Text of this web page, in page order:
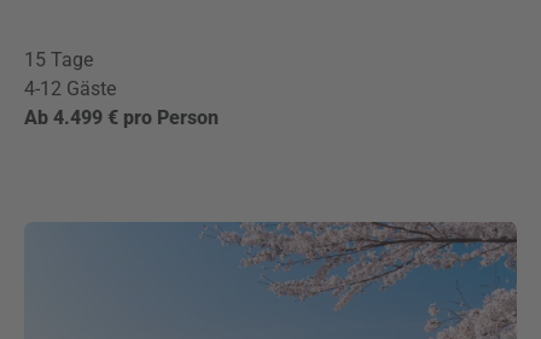
15 Tage
4-12 Gäste
Ab 4.499 € pro Person